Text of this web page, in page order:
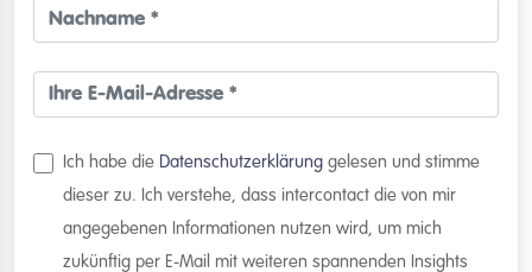
Ich habe die Datenschutzerklärung gelesen und stimme
dieser zu. Ich verstehe, dass intercontact die von mir
angegebenen Informationen nutzen wird, um mich
zukünftig per E-Mail mit weiteren spannenden Insights